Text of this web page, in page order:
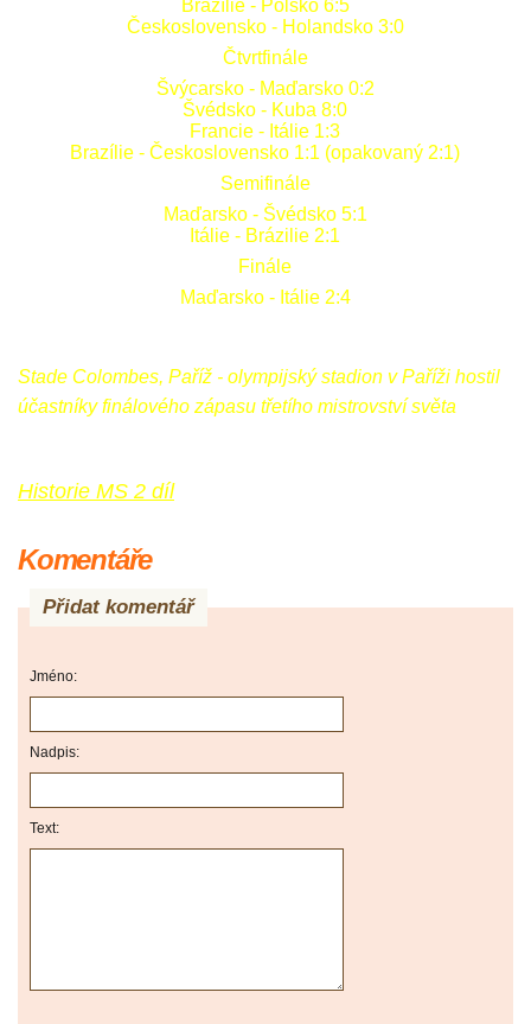
Brazílie - Polsko 6:5
Československo - Holandsko 3:0
Čtvrtfinále
Švýcarsko - Maďarsko 0:2
Švédsko - Kuba 8:0
Francie - Itálie 1:3
Brazílie - Československo 1:1 (opakovaný 2:1)
Semifinále
Maďarsko - Švédsko 5:1
Itálie - Brázilie 2:1
Finále
Maďarsko - Itálie 2:4
Stade Colombes, Paříž - olympijský stadion v Paříži hostil
účastníky finálového zápasu třetího mistrovství světa
Historie MS 2 díl
Komentáře
Přidat komentář
Jméno:
Nadpis:
Text: